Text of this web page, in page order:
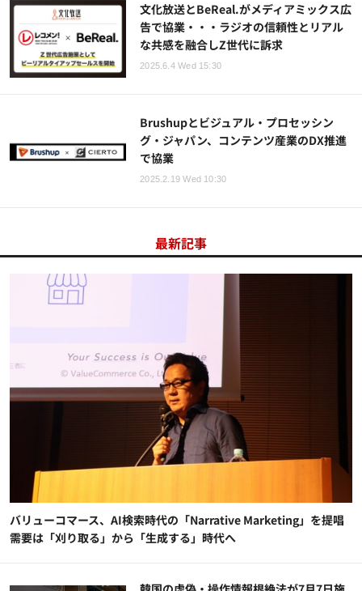
文化放送とBeReal.がメディアミックス広
告で協業・・・ラジオの信頼性とリアル
な共感を融合しZ世代に訴求
2025.6.4 Wed 15:30
Brushupとビジュアル・プロセッシン
グ・ジャパン、コンテンツ産業のDX推進
で協業
2025.2.19 Wed 10:30
最新記事
バリューコマース、AI検索時代の「Narrative Marketing」を提唱
需要は「刈り取る」から「生成する」時代へ